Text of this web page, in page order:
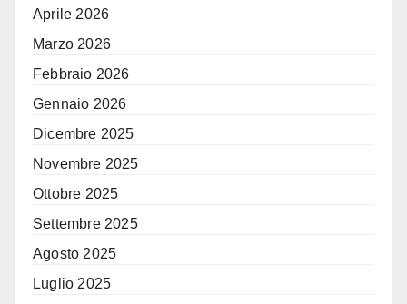
Aprile 2026
Marzo 2026
Febbraio 2026
Gennaio 2026
Dicembre 2025
Novembre 2025
Ottobre 2025
Settembre 2025
Agosto 2025
Luglio 2025